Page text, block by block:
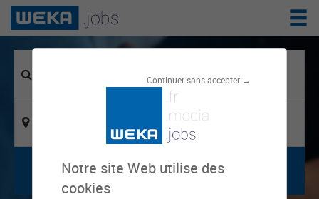
Continuer sans accepter →
Notre site Web utilise des
cookies